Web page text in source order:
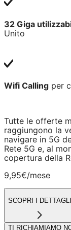
32 Giga
Unito
Wifi Calling per
Tutte le offerte
raggiungono la
navigare in 5G
Rete 5G e, al
copertura della
9,95€/mese
SCOPRI I DETTAGLI
TI RICHIAMIAMO